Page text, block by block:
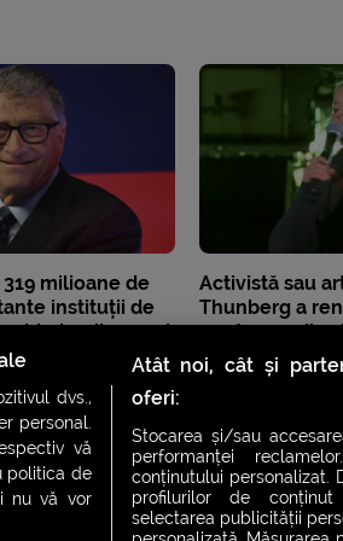
milioane de
instituții de
discursul
Activistă sau
Thunberg a
pentru mediu
pe scena
dvs.,
personal.
vă
politica de
nu vă vor
Atât noi, cât și
oferi:
Stocarea și/sau
performanței
conținutului personalizat.
profilurilor de conținut
selectarea publicității